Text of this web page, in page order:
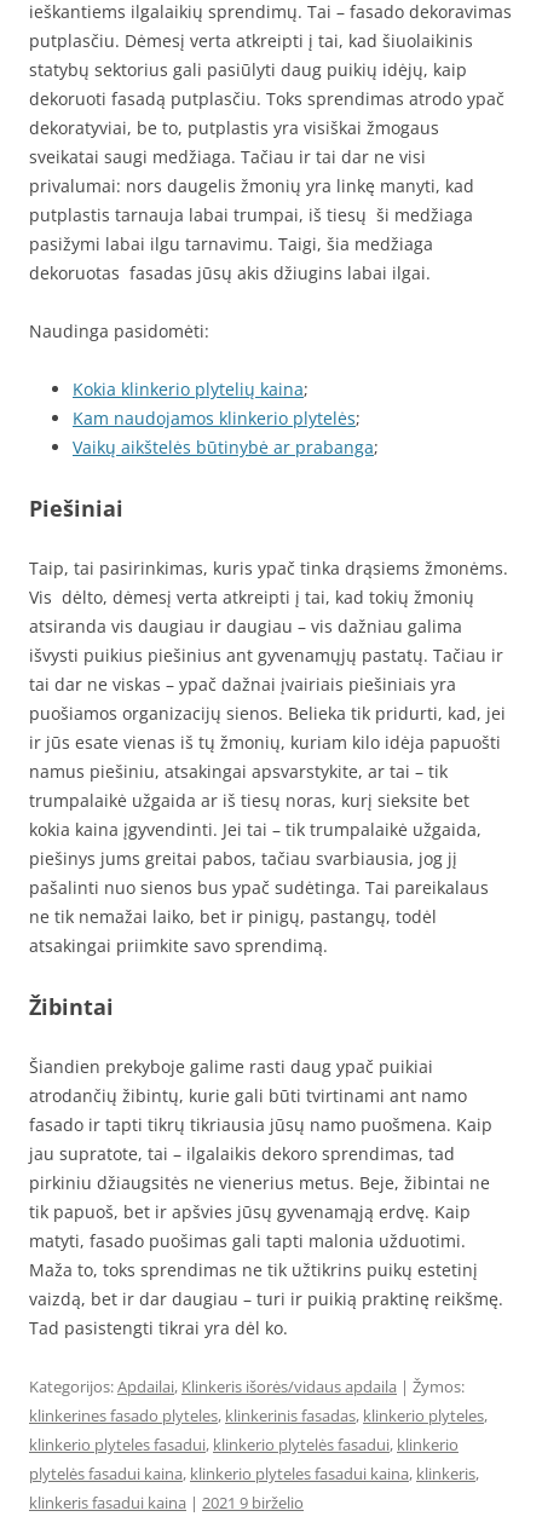
ieškantiems ilgalaikių sprendimų. Tai – fasado dekoravimas
putplasčiu. Dėmesį verta atkreipti į tai, kad šiuolaikinis
statybų sektorius gali pasiūlyti daug puikių idėjų, kaip
dekoruoti fasadą putplasčiu. Toks sprendimas atrodo ypač
dekoratyviai, be to, putplastis yra visiškai žmogaus
sveikatai saugi medžiaga. Tačiau ir tai dar ne visi
privalumai: nors daugelis žmonių yra linkę manyti, kad
putplastis tarnauja labai trumpai, iš tiesų ši medžiaga
pasižymi labai ilgu tarnavimu. Taigi, šia medžiaga
dekoruotas fasadas jūsų akis džiugins labai ilgai.
Naudinga pasidomėti:
Kokia klinkerio plytelių kaina;
Kam naudojamos klinkerio plytelės;
Vaikų aikštelės būtinybė ar prabanga;
Piešiniai
Taip, tai pasirinkimas, kuris ypač tinka drąsiems žmonėms.
Vis dėlto, dėmesį verta atkreipti į tai, kad tokių žmonių
atsiranda vis daugiau ir daugiau – vis dažniau galima
išvysti puikius piešinius ant gyvenamųjų pastatų. Tačiau ir
tai dar ne viskas – ypač dažnai įvairiais piešiniais yra
puošiamos organizacijų sienos. Belieka tik pridurti, kad, jei
ir jūs esate vienas iš tų žmonių, kuriam kilo idėja papuošti
namus piešiniu, atsakingai apsvarstykite, ar tai – tik
trumpalaikė užgaida ar iš tiesų noras, kurį sieksite bet
kokia kaina įgyvendinti. Jei tai – tik trumpalaikė užgaida,
piešinys jums greitai pabos, tačiau svarbiausia, jog jį
pašalinti nuo sienos bus ypač sudėtinga. Tai pareikalaus
ne tik nemažai laiko, bet ir pinigų, pastangų, todėl
atsakingai priimkite savo sprendimą.
Žibintai
Šiandien prekyboje galime rasti daug ypač puikiai
atrodančių žibintų, kurie gali būti tvirtinami ant namo
fasado ir tapti tikrų tikriausia jūsų namo puošmena. Kaip
jau supratote, tai – ilgalaikis dekoro sprendimas, tad
pirkiniu džiaugsitės ne vienerius metus. Beje, žibintai ne
tik papuoš, bet ir apšvies jūsų gyvenamąją erdvę. Kaip
matyti, fasado puošimas gali tapti malonia užduotimi.
Maža to, toks sprendimas ne tik užtikrins puikų estetinį
vaizdą, bet ir dar daugiau – turi ir puikią praktinę reikšmę.
Tad pasistengti tikrai yra dėl ko.
Kategorijos:Apdailai, Klinkeris išorės/vidaus apdaila | Žymos:
klinkerines fasado plyteles, klinkerinis fasadas, klinkerio plyteles,
klinkerio plyteles fasadui, klinkerio plytelės fasadui, klinkerio
plytelės fasadui kaina, klinkerio plyteles fasadui kaina, klinkeris,
klinkeris fasadui kaina | 2021 9 birželio